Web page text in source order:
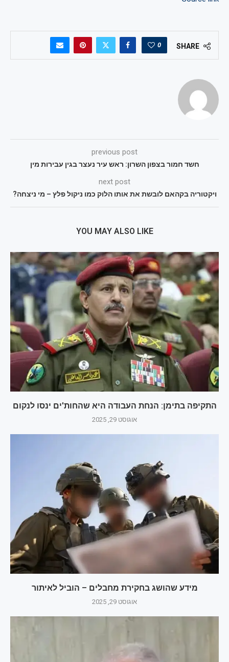
SHARE
0
previous post
חשד חמור בצפון השרון: ראש עיר נעצר בגין עבירות מין
next post
ויקטוריה בקהאם לובשת את אותו הלוק כמו ניקול פלץ – מי ניצחה?
YOU MAY ALSO LIKE
התקיפה בתימן: הנחת העבודה היא שהחות'ים ינסו לנקום
אוגוסט 29, 2025
מידע שהושג בחקירת מחבלים – הוביל לאיתור
אוגוסט 29, 2025